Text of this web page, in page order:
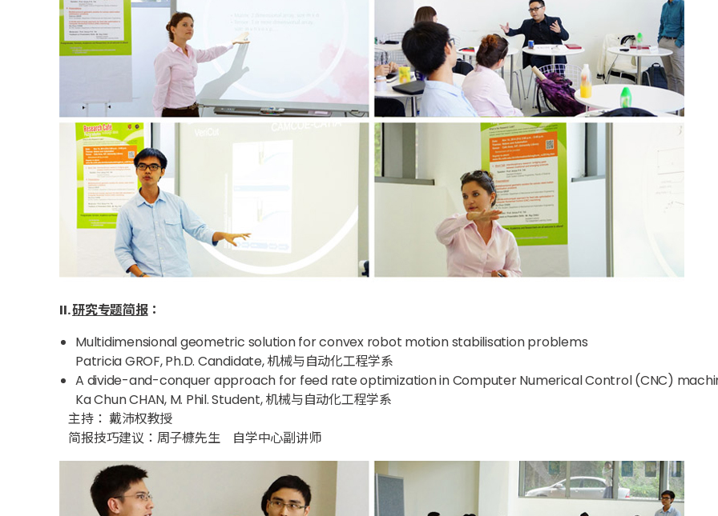
II.研究专题简报：
Multidimensional geometric solution for convex robot motion stabilisation problems
Patricia GROF, Ph.D. Candidate, 机械与自动化工程学系
A divide-and-conquer approach for feed rate optimization in Computer Numerical Control (CNC)
Ka Chun CHAN, M. Phil. Student, 机械与自动化工程学系
主持： 戴沛权教授
简报技巧建议：周子槺先生 自学中心副讲师